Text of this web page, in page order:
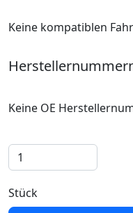
Keine kompatiblen
Keine OE
Stück